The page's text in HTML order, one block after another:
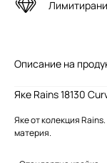
Описание на
Яке Rains 18130
Яке от колекция
материя.